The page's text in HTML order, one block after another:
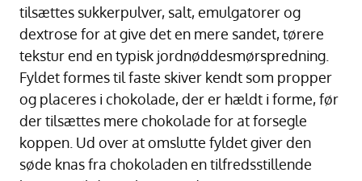
tilsættes sukkerpulver, salt, emulgatorer og
dextrose for at give det en mere sandet, tørere
tekstur end en typisk jordnøddesmørspredning.
Fyldet formes til faste skiver kendt som propper
og placeres i chokolade, der er hældt i forme, før
der tilsættes mere chokolade for at forsegle
koppen. Ud over at omslutte fyldet giver den
søde knas fra chokoladen en tilfredsstillende